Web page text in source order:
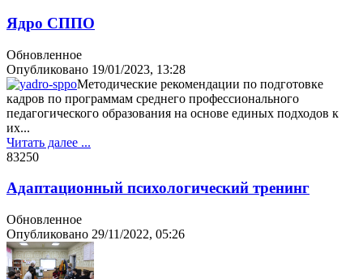
Ядро СППО
Обновленное
Опубликовано 19/01/2023, 13:28
Методические рекомендации по подготовке
кадров по программам среднего профессионального
педагогического образования на основе единых подходов к
их...
Читать далее ...
83250
Адаптационный психологический тренинг
Обновленное
Опубликовано 29/11/2022, 05:26